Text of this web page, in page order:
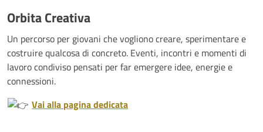
Orbita Creativa
Un percorso per giovani che vogliono creare, sperimentare e
costruire qualcosa di concreto. Eventi, incontri e momenti di
lavoro condiviso pensati per far emergere idee, energie e
connessioni.
Vai alla pagina dedicata